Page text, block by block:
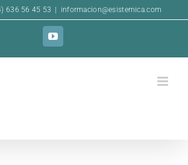
636 56 45 53 informacion@esistemica.com
YouTube